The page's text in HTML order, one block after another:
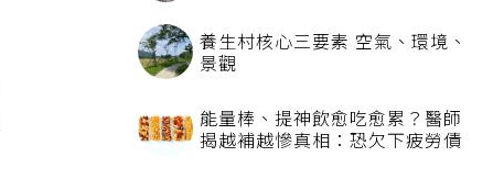
養生村核心三要素 空氣、環境、
景觀
能量棒、提神飲愈吃愈累？醫師
揭越補越慘真相：恐欠下疲勞債